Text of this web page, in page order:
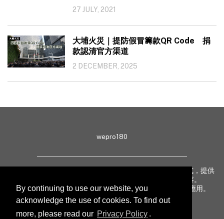
By continuing to use our website, you
acknowledge the use of cookies. To find out
more, please read our Privacy Policy .
27 JULY, 2021
大埔火災｜提防假冒籌款QR Code 捐
款認清官方渠道
2 DECEMBER, 2025
wepro180
wepro180 由 IT 業界專家組成，以生動有趣、深入淺出方式，提供
最新 IT 動態、趨勢、技術、行業熱話、專題報導等內容。
致力提升亞太地區科技知識及網絡安全意識，促進新技術應用。